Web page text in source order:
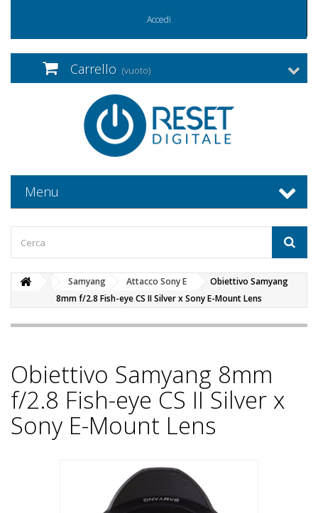
Accedi
Carrello (vuoto)
Menu
Samyang Attacco Sony E
Obiettivo Samyang
8mm f/2.8 Fish-eye CS II Silver x Sony E-Mount Lens
Obiettivo Samyang 8mm
f/2.8 Fish-eye CS II Silver x
Sony E-Mount Lens